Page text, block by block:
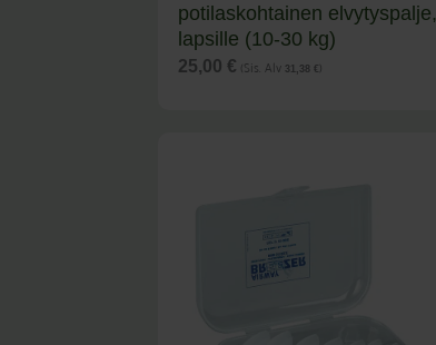
potilaskohtainen elvytyspalje,
lapsille (10-30 kg)
25,00€ (Sis. Alv 31,38 € )